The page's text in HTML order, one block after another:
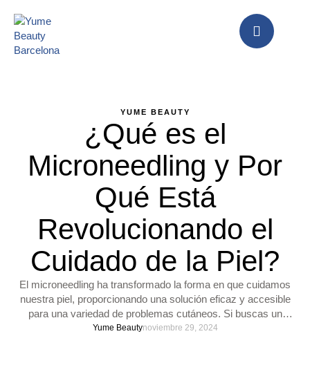
YUME BEAUTY
¿Qué es el
Microneedling y Por
Qué Está
Revolucionando el
Cuidado de la Piel?
El microneedling ha transformado la forma en que cuidamos
nuestra piel, proporcionando una solución eficaz y accesible
para una variedad de problemas cutáneos. Si buscas un
tratamiento que ofrezca resultados visibles con un mínimo de
Yume Beautynoviembre 29, 2024